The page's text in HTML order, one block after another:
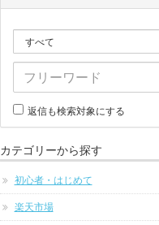
返信も検索対象にする
カテゴリーから探す
初心者・はじめて
楽天市場